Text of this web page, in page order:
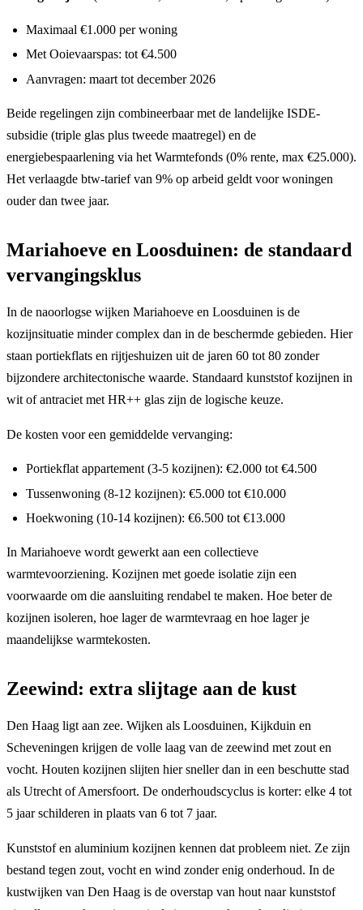
Maximaal €1.000 per woning
Met Ooievaarspas: tot €4.500
Aanvragen: maart tot december 2026
Beide regelingen zijn combineerbaar met de landelijke ISDE-
subsidie (triple glas plus tweede maatregel) en de
energiebespaarlening via het Warmtefonds (0% rente, max €25.000).
Het verlaagde btw-tarief van 9% op arbeid geldt voor woningen
ouder dan twee jaar.
Mariahoeve en Loosduinen: de standaard
vervangingsklus
In de naoorlogse wijken Mariahoeve en Loosduinen is de
kozijnsituatie minder complex dan in de beschermde gebieden. Hier
staan portiekflats en rijtjeshuizen uit de jaren 60 tot 80 zonder
bijzondere architectonische waarde. Standaard kunststof kozijnen in
wit of antraciet met HR++ glas zijn de logische keuze.
De kosten voor een gemiddelde vervanging:
Portiekflat appartement (3-5 kozijnen): €2.000 tot €4.500
Tussenwoning (8-12 kozijnen): €5.000 tot €10.000
Hoekwoning (10-14 kozijnen): €6.500 tot €13.000
In Mariahoeve wordt gewerkt aan een collectieve
warmtevoorziening. Kozijnen met goede isolatie zijn een
voorwaarde om die aansluiting rendabel te maken. Hoe beter de
kozijnen isoleren, hoe lager de warmtevraag en hoe lager je
maandelijkse warmtekosten.
Zeewind: extra slijtage aan de kust
Den Haag ligt aan zee. Wijken als Loosduinen, Kijkduin en
Scheveningen krijgen de volle laag van de zeewind met zout en
vocht. Houten kozijnen slijten hier sneller dan in een beschutte stad
als Utrecht of Amersfoort. De onderhoudscyclus is korter: elke 4 tot
5 jaar schilderen in plaats van 6 tot 7 jaar.
Kunststof en aluminium kozijnen kennen dat probleem niet. Ze zijn
bestand tegen zout, vocht en wind zonder enig onderhoud. In de
kustwijken van Den Haag is de overstap van hout naar kunststof